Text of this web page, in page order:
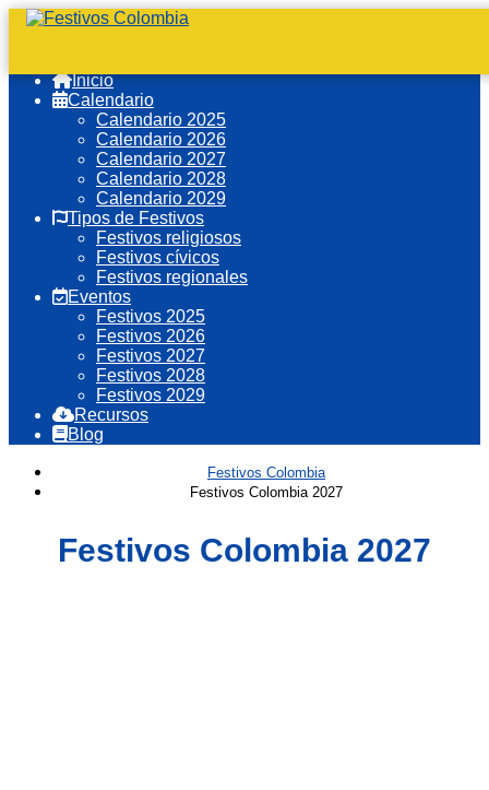
Inicio
Calendario
Calendario 2025
Calendario 2026
Calendario 2027
Calendario 2028
Calendario 2029
Tipos de Festivos
Festivos religiosos
Festivos cívicos
Festivos regionales
Eventos
Festivos 2025
Festivos 2026
Festivos 2027
Festivos 2028
Festivos 2029
Recursos
Blog
Festivos Colombia
Festivos Colombia 2027
Festivos Colombia 2027